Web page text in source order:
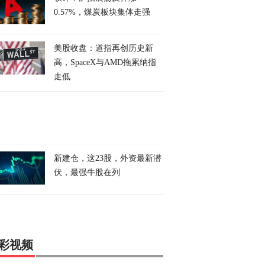
0.57%，煤炭板块集体走强
美股收盘：道指再创历史新
高，SpaceX与AMD拖累纳指
走低
新建仓，这23股，外资最新潜
伏，最强牛股在列
视频